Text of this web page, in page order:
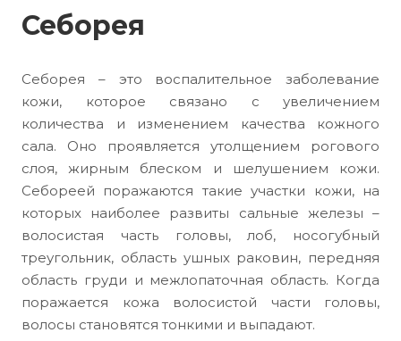
Себорея
Себорея – это воспалительное заболевание
кожи, которое связано с увеличением
количества и изменением качества кожного
сала. Оно проявляется утолщением рогового
слоя, жирным блеском и шелушением кожи.
Себореей поражаются такие участки кожи, на
которых наиболее развиты сальные железы –
волосистая часть головы, лоб, носогубный
треугольник, область ушных раковин, передняя
область груди и межлопаточная область. Когда
поражается кожа волосистой части головы,
волосы становятся тонкими и выпадают.